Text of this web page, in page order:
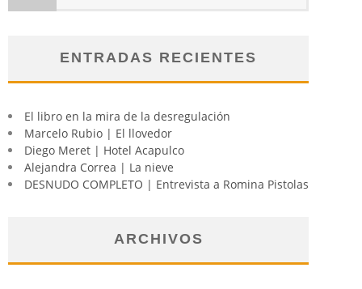
ENTRADAS RECIENTES
El libro en la mira de la desregulación
Marcelo Rubio | El llovedor
Diego Meret | Hotel Acapulco
Alejandra Correa | La nieve
DESNUDO COMPLETO | Entrevista a Romina Pistolas
ARCHIVOS